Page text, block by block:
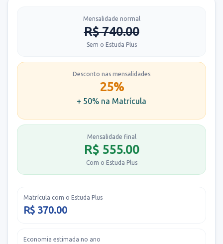
Mensalidade normal
R$ 740.00
Sem o Estuda Plus
Desconto nas mensalidades
25%
+ 50% na Matrícula
Mensalidade final
R$ 555.00
Com o Estuda Plus
Matrícula com o Estuda Plus
R$ 370.00
Economia estimada no ano